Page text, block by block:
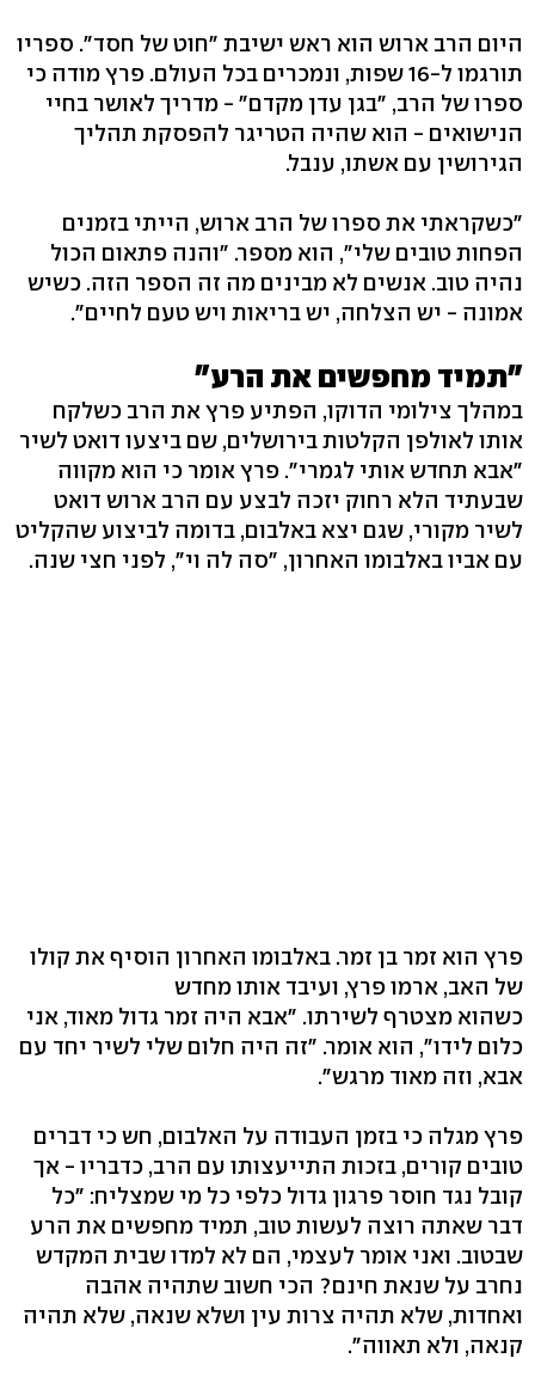
היום הרב ארוש הוא ראש ישיבת "חוט של חסד". ספריו
תורגמו ל-16 שפות, ונמכרים בכל העולם. פרץ מודה כי
ספרו של הרב, "בגן עדן מקדם" - מדריך לאושר בחיי
הנישואים - הוא שהיה הטריגר להפסקת תהליך
הגירושין עם אשתו, ענבל.
"כשקראתי את ספרו של הרב ארוש, הייתי בזמנים
הפחות טובים שלי", הוא מספר. "והנה פתאום הכול
נהיה טוב. אנשים לא מבינים מה זה הספר הזה. כשיש
אמונה - יש הצלחה, יש בריאות ויש טעם לחיים".
"תמיד מחפשים את הרע"
במהלך צילומי הדוקו, הפתיע פרץ את הרב כשלקח
אותו לאולפן הקלטות בירושלים, שם ביצעו דואט לשיר
"אבא תחדש אותי לגמרי". פרץ אומר כי הוא מקווה
שבעתיד הלא רחוק יזכה לבצע עם הרב ארוש דואט
לשיר מקורי, שגם יצא באלבום, בדומה לביצוע שהקליט
עם אביו באלבומו האחרון, "סה לה וי", לפני חצי שנה.
פרץ הוא זמר בן זמר. באלבומו האחרון הוסיף את קולו
של האב, ארמו פרץ, ועיבד אותו מחדש
כשהוא מצטרף לשירתו. "אבא היה זמר גדול מאוד, אני
כלום לידו", הוא אומר. "זה היה חלום שלי לשיר יחד עם
אבא, וזה מאוד מרגש".
פרץ מגלה כי בזמן העבודה על האלבום, חש כי דברים
טובים קורים, בזכות התייעצותו עם הרב, כדבריו - אך
קובל נגד חוסר פרגון גדול כלפי כל מי שמצליח: "כל
דבר שאתה רוצה לעשות טוב, תמיד מחפשים את הרע
שבטוב. ואני אומר לעצמי, הם לא למדו שבית המקדש
נחרב על שנאת חינם? הכי חשוב שתהיה אהבה
ואחדות, שלא תהיה צרות עין ושלא שנאה, שלא תהיה
קנאה, ולא תאווה".